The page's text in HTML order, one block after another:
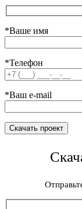
*Ваше имя
*Телефон
*Ваш e-mail